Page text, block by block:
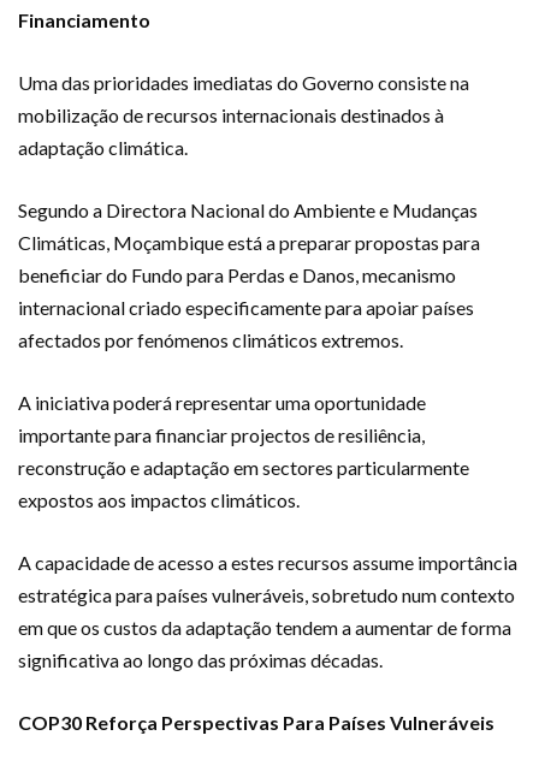
Financiamento
Uma das prioridades imediatas do Governo consiste na
mobilização de recursos internacionais destinados à
adaptação climática.
Segundo a Directora Nacional do Ambiente e Mudanças
Climáticas, Moçambique está a preparar propostas para
beneficiar do Fundo para Perdas e Danos, mecanismo
internacional criado especificamente para apoiar países
afectados por fenómenos climáticos extremos.
A iniciativa poderá representar uma oportunidade
importante para financiar projectos de resiliência,
reconstrução e adaptação em sectores particularmente
expostos aos impactos climáticos.
A capacidade de acesso a estes recursos assume importância
estratégica para países vulneráveis, sobretudo num contexto
em que os custos da adaptação tendem a aumentar de forma
significativa ao longo das próximas décadas.
COP30 Reforça Perspectivas Para Países Vulneráveis